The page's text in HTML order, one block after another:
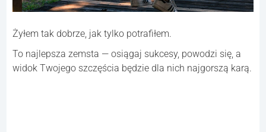
Żyłem tak dobrze, jak tylko potrafiłem.
To najlepsza zemsta — osiągaj sukcesy, powodzi się, a
widok Twojego szczęścia będzie dla nich najgorszą karą.